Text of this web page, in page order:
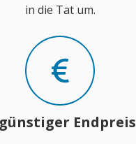
in die Tat um.
Endpreis